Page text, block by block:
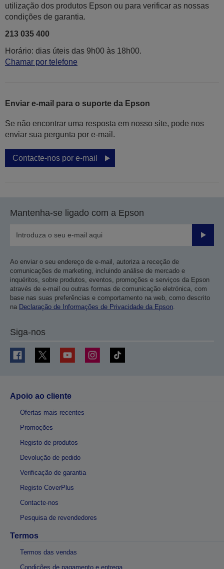
utilização dos produtos Epson ou para verificar as nossas
condições de garantia.
213 035 400
Horário: dias úteis das 9h00 às 18h00.
Chamar por telefone
Enviar e-mail para o suporte da Epson
Se não encontrar uma resposta em nosso site, pode nos
enviar sua pergunta por e-mail.
Contacte-nos por e-mail
Mantenha-se ligado com a Epson
Enviar
Ao enviar o seu endereço de e-mail, autoriza a receção de
comunicações de marketing, incluindo análise de mercado e
inquéritos, sobre produtos, eventos, promoções e serviços da Epson
através de e-mail ou outras formas de comunicação eletrónica, com
base nas suas preferências e comportamento na web, como descrito
na Declaração de Informações de Privacidade da Epson.
Siga-nos
Apoio ao cliente
Ofertas mais recentes
Promoções
Registo de produtos
Devolução de pedido
Verificação de garantia
Registo CoverPlus
Contacte-nos
Pesquisa de revendedores
Termos
Termos das vendas
Condições de pagamento e entrega